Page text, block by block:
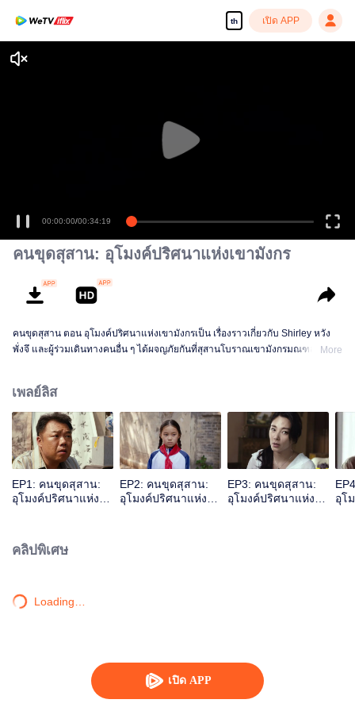
th เปิด APP
เปิด APP
00:00:00/00:34:19
คนขุดสุสาน: อุโมงค์ปริศนาแห่งเขามังกร
คนขุดสุสาน ตอน อุโมงค์ปริศนาแห่งเขามังกรเป็น เรื่องราวเกี่ยวกับ Shirley หวัง
พั่งจึ และผู้ร่วมเดินทางคนอื่น ๆ ได้ผจญภัยกันที่สุสานโบราณเขามังกรมณฑลส่านซี
More
เพลย์ลิส
EP1: คนขุดสุสาน:
อุโมงค์ปริศนาแห่ง
EP2: คนขุดสุสาน:
อุโมงค์ปริศนาแห่ง
EP3: คนขุดสุสาน:
อุโมงค์ปริศนาแห่ง
อุโ
คลิปพิเศษ
Loading…